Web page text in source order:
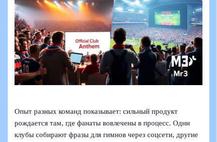
Опыт разных команд показывает: сильный продукт
рождается там, где фанаты вовлечены в процесс. Одни
клубы собирают фразы для гимнов через соцсети, другие